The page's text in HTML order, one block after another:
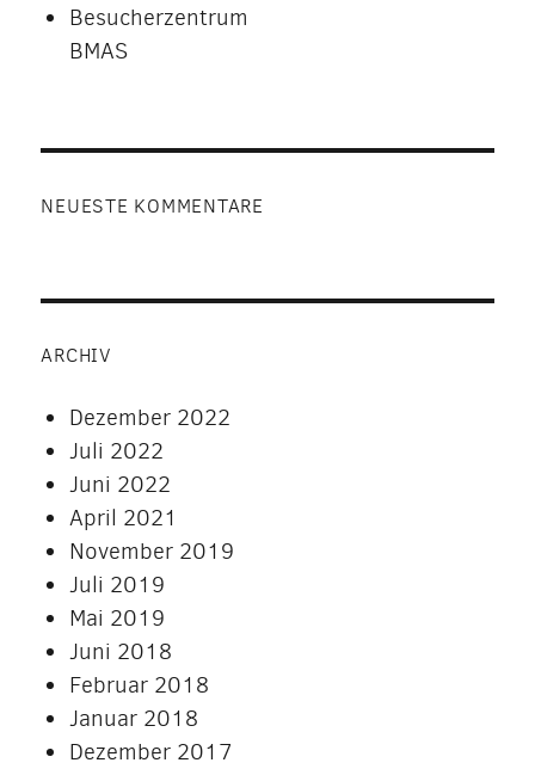
Besucherzentrum
BMAS
NEUESTE KOMMENTARE
ARCHIV
Dezember 2022
Juli 2022
Juni 2022
April 2021
November 2019
Juli 2019
Mai 2019
Juni 2018
Februar 2018
Januar 2018
Dezember 2017